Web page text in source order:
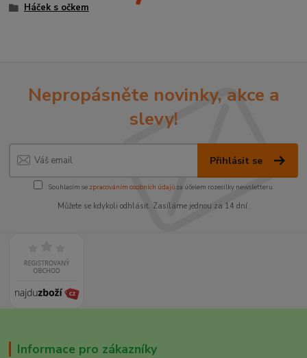
Háček s očkem
Nepropásněte novinky, akce a
slevy!
Přihlásit se
Souhlasím se zpracováním osobních údajůza účelem rozesílky newsletteru.
Můžete se kdykoli odhlásit. Zasíláme jednou za 14 dní.
Informace pro zákazníky